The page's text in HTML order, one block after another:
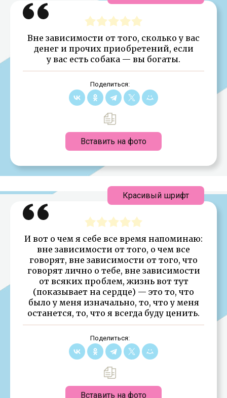
Вне зависимости от того, сколько у вас
денег и прочих приобретений, если
у вас есть собака — вы богаты.
Поделиться:
Вставить на фото
И вот о чем я себе все время напоминаю:
вне зависимости от того, о чем все
говорят, вне зависимости от того, что
говорят лично о тебе, вне зависимости
от всяких проблем, жизнь вот тут
(показывает на сердце) — это то, что
было у меня изначально, то, что у меня
останется, то, что я всегда буду ценить.
Поделиться:
Вставить на фото
Красивый шрифт